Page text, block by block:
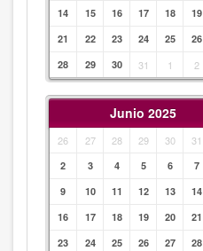
14
15 16 17 18 19
21
22 23 24 25 26
28
29 30 31 1 2
Junio 2025
26 27 28 29 30 31
2
3 4 5 6 7
9
10 11 12 13 14
16
17 18 19 20 21
23
24 25 26 27 28